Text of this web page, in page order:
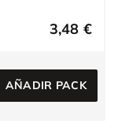
3,48 €
AÑADIR PACK